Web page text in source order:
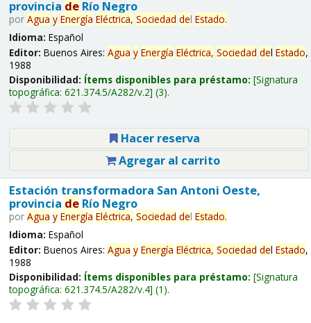
provincia deRío Negro
por Agua y Energía Eléctrica, Sociedad del Estado.
Idioma: Español
Editor: Buenos Aires: Agua y Energía Eléctrica, Sociedad del Estado,
1988
Disponibilidad: Ítems disponibles para préstamo: Signatura
topográfica: 621.374.5/A282/v.2 (3).
Hacer reserva
Agregar al carrito
Estación transformadora San Antoni Oeste,
provincia deRío Negro
por Agua y Energía Eléctrica, Sociedad del Estado.
Idioma: Español
Editor: Buenos Aires: Agua y Energía Eléctrica, Sociedad del Estado,
1988
Disponibilidad: Ítems disponibles para préstamo: Signatura
topográfica: 621.374.5/A282/v.4 (1).